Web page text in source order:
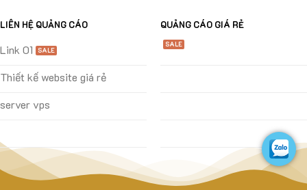
LIÊN HỆ QUẢNG CÁO
Link 01
Thiết kế website giá rẻ
server vps
QUẢNG CÁO GIÁ RẺ